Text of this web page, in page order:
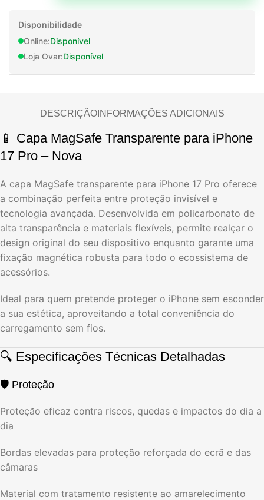
Disponibilidade
Online:Disponível
Loja Ovar:Disponível
DESCRIÇÃOINFORMAÇÕES ADICIONAIS
📱 Capa MagSafe Transparente para iPhone
17 Pro – Nova
A capa MagSafe transparente para iPhone 17 Pro oferece
a combinação perfeita entre proteção invisível e
tecnologia avançada. Desenvolvida em policarbonato de
alta transparência e materiais flexíveis, permite realçar o
design original do seu dispositivo enquanto garante uma
fixação magnética robusta para todo o ecossistema de
acessórios.
Ideal para quem pretende proteger o iPhone sem esconder
a sua estética, aproveitando a total conveniência do
carregamento sem fios.
🔍 Especificações Técnicas Detalhadas
🛡️ Proteção
Proteção eficaz contra riscos, quedas e impactos do dia a
dia
Bordas elevadas para proteção reforçada do ecrã e das
câmaras
Material com tratamento resistente ao amarelecimento